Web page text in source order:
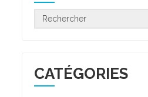
CATÉGORIES